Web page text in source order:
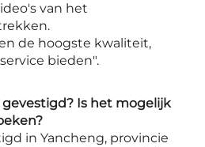
van het
de hoogste kwaliteit,
bieden".
gevestigd? Is het mogelijk
in Yancheng, provincie